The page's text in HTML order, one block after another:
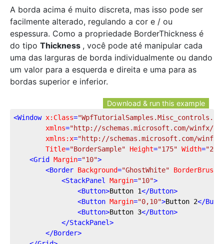
A borda acima é muito discreta, mas isso pode ser
facilmente alterado, regulando a cor e / ou
espessura. Como a propriedade BorderThickness é
do tipo Thickness , você pode até manipular cada
uma das larguras de borda individualmente ou dando
um valor para a esquerda e direita e uma para as
bordas superior e inferior.
Download & run this example
<Window x:Class=
xmlns="http://schemas.microsoft.com/winfx/
xmlns:x="http://schemas.microsoft.com/winfx/
Title="BorderSample" Height="175" Width=
<Grid Margin="10">
<Border Background="GhostWhite" BorderBrush
<StackPanel Margin="10">
<Button>Button 1</Button>
<Button Margin="0,10">Button 2</
<Button>Button 3</Button>
</StackPanel>
</Border>